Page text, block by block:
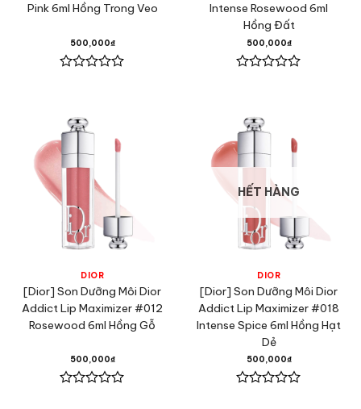
Pink 6ml Hồng Trong Veo
500,000₫
5
sao
Intense Rosewood 6ml
Hồng Đất
500,000₫
5
sao
DIOR
[Dior] Son Dưỡng Môi Dior
Addict Lip Maximizer #012
Rosewood 6ml Hồng Gỗ
500,000₫
HẾT HÀNG
DIOR
[Dior] Son Dưỡng Môi Dior
Addict Lip Maximizer #018
Intense Spice 6ml Hồng Hạt
Dẻ
500,000₫